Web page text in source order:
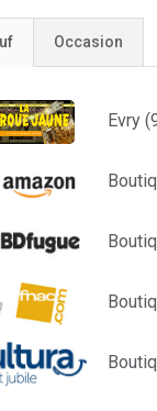
Occasion
Evry